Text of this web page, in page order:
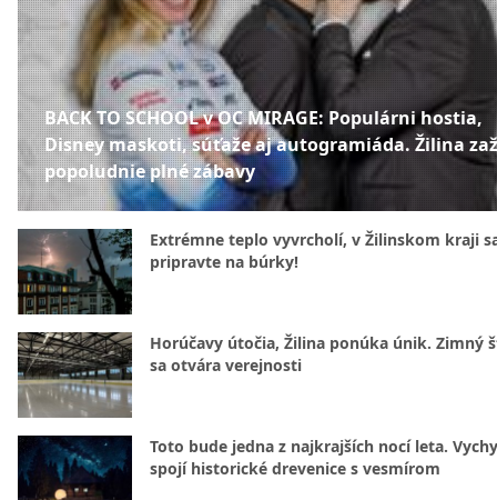
BACK TO SCHOOL v OC MIRAGE: Populárni hostia,
Disney maskoti, súťaže aj autogramiáda. Žilina
popoludnie plné zábavy
Extrémne teplo vyvrcholí, v Žilinskom kraji
pripravte na búrky!
Horúčavy útočia, Žilina ponúka únik. Zimný
sa otvára verejnosti
Toto bude jedna z najkrajších nocí leta.
spojí historické drevenice s vesmírom